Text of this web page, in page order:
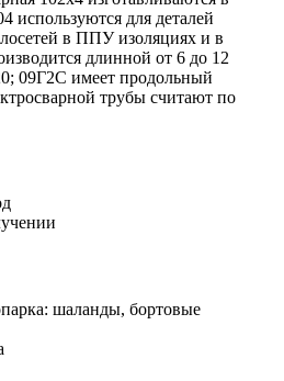
используются для деталей
в ППУ изоляциях и в
длинной от 6 до 12
09Г2С имеет продольный
трубы считают по
шаланды, бортовые